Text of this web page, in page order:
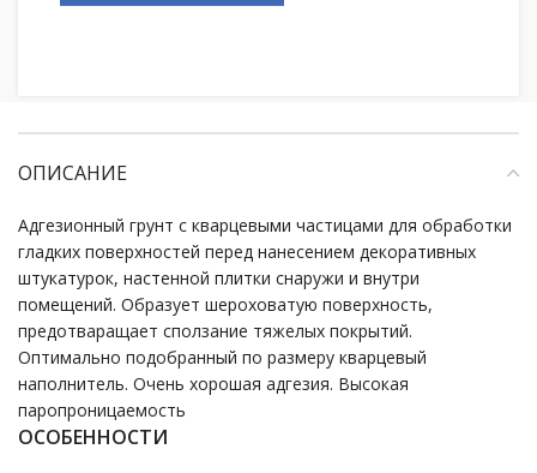
ОПИСАНИЕ
Адгезионный грунт с кварцевыми частицами для обработки
гладких поверхностей перед нанесением декоративных
штукатурок, настенной плитки снаружи и внутри
помещений. Образует шероховатую поверхность,
предотваращает сползание тяжелых покрытий.
Оптимально подобранный по размеру кварцевый
наполнитель. Очень хорошая адгезия. Высокая
паропроницаемость
ОСОБЕННОСТИ